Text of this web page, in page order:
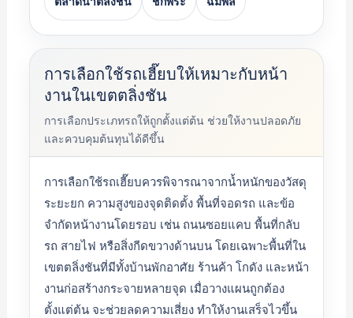
การเลือกใช้รถเฮี๊ยบให้เหมาะกับหน้า
งานในเขตตลิ่งชัน
การเลือกประเภทรถให้ถูกตั้งแต่ต้น ช่วยให้งานปลอดภัย
และควบคุมต้นทุนได้ดีขึ้น
การเลือกใช้รถเฮี๊ยบควรพิจารณาจากน้ำหนักของวัสดุ
ระยะยก ความสูงของจุดติดตั้ง พื้นที่จอดรถ และข้อ
จำกัดหน้างานโดยรอบ เช่น ถนนซอยแคบ พื้นที่กลับ
รถ สายไฟ หรือสิ่งกีดขวางด้านบน โดยเฉพาะพื้นที่ใน
เขตตลิ่งชันที่มีทั้งบ้านพักอาศัย ร้านค้า โกดัง และหน้า
งานก่อสร้างกระจายหลายจุด เมื่อวางแผนถูกต้อง
ตั้งแต่ต้น จะช่วยลดความเสี่ยง ทำให้งานเสร็จไวขึ้น